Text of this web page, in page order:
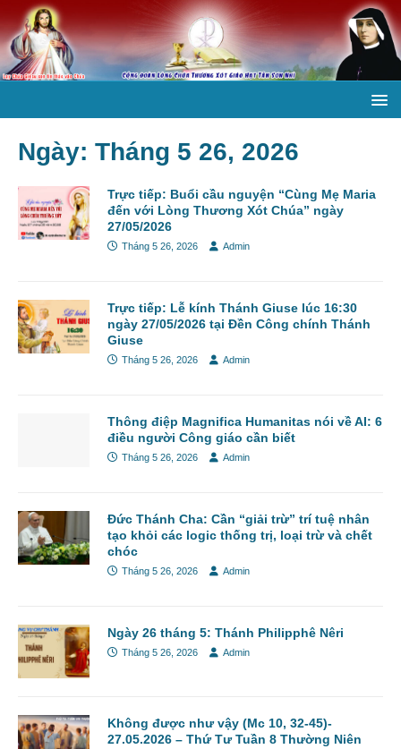
Ngày: Tháng 5 26, 2026
Trực tiếp: Buổi cầu nguyện “Cùng Mẹ Maria
đến với Lòng Thương Xót Chúa” ngày
27/05/2026
Tháng 5 26, 2026 Admin
Trực tiếp: Lễ kính Thánh Giuse lúc 16:30
ngày 27/05/2026 tại Đền Công chính Thánh
Giuse
Tháng 5 26, 2026 Admin
Thông điệp Magnifica Humanitas nói về AI: 6
điều người Công giáo cần biết
Tháng 5 26, 2026 Admin
Đức Thánh Cha: Cần “giải trừ” trí tuệ nhân
tạo khỏi các logic thống trị, loại trừ và chết
chóc
Tháng 5 26, 2026 Admin
Ngày 26 tháng 5: Thánh Philipphê Nêri
Tháng 5 26, 2026 Admin
Không được như vậy (Mc 10, 32-45)-
27.05.2026 – Thứ Tư Tuần 8 Thường Niên